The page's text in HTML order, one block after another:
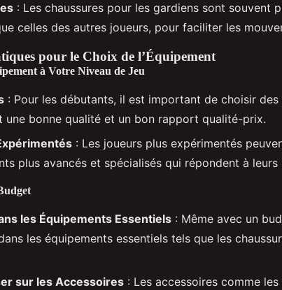
: Les chaussures pour les gardiens sont souvent
celles des autres joueurs, pour faciliter les
pour le Choix de l’Équipement
à Votre Niveau de Jeu
: Pour les débutants, il est important de choisir
une bonne qualité et un bon rapport qualité-prix.
: Les joueurs plus expérimentés
plus avancés et spécialisés qui répondent à
les Équipements Essentiels : Même avec un
les équipements essentiels tels que les
sur les Accessoires : Les accessoires comme